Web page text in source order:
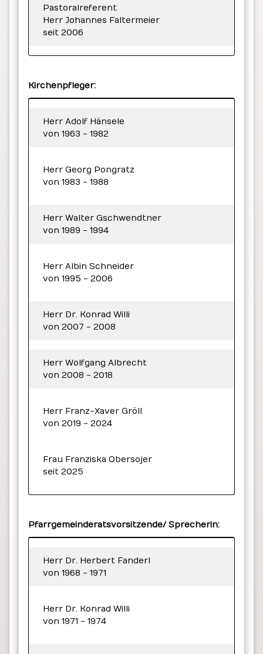
Pastoralreferent
Herr Johannes Faltermeier
seit 2006
Kirchenpfleger:
Herr Adolf Hänsele
von 1963 - 1982
Herr Georg Pongratz
von 1983 - 1988
Herr Walter Gschwendtner
von 1989 - 1994
Herr Albin Schneider
von 1995 - 2006
Herr Dr. Konrad Willi
von 2007 - 2008
Herr Wolfgang Albrecht
von 2008 - 2018
Herr Franz-Xaver Gröll
von 2019 - 2024
Frau Franziska Obersojer
seit 2025
Pfarrgemeinderatsvorsitzende/ Sprecherin:
Herr Dr. Herbert Fanderl
von 1968 - 1971
Herr Dr. Konrad Willi
von 1971 - 1974